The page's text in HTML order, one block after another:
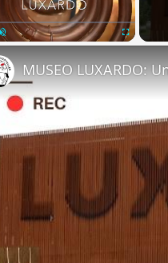
MUSEO LUXARDO: